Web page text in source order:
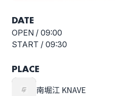
DATE
OPEN / 09:00
START / 09:30
PLACE
南堀江 KNAVE